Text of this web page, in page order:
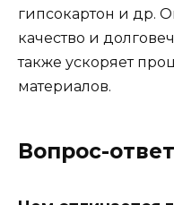
гипсокартон и др.
качество и
также ускоряет
материалов.
Вопрос-